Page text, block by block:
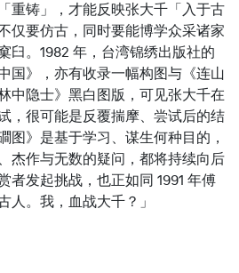
重铸」，才能反映张大千「入于古
仅要仿古，同时要能博学众采诸家
臼。1982 年，台湾锦绣出版社的
国》，亦有收录一幅构图与《连山
中隐士》黑白图版，可见张大千在
，很可能是反覆揣摩、尝试后的结
图》是基于学习、谋生何种目的，
杰作与无数的疑问，都将持续向后
者发起挑战，也正如同 1991 年傅
人。我，血战大千？」